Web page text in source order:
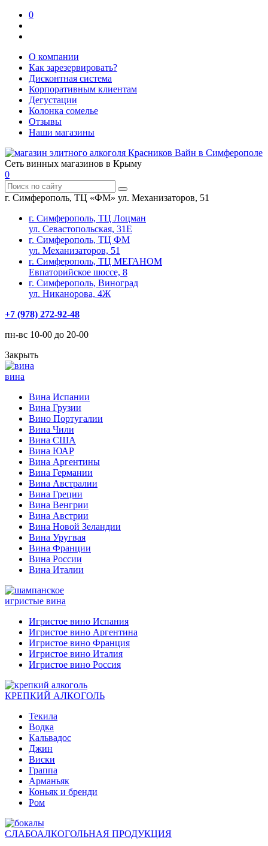
0
О компании
Как зарезервировать?
Дисконтная система
Корпоративным клиентам
Дегустации
Колонка сомелье
Отзывы
Наши магазины
Сеть винных магазинов в Крыму
0
г. Симферополь, ТЦ «ФМ» ул. Механизаторов, 51
г. Симферополь, ТЦ Лоцман
ул. Севастопольская, 31Е
г. Симферополь, ТЦ ФМ
ул. Механизаторов, 51
г. Симферополь, ТЦ МЕГАНОМ
Евпаторийское шоссе, 8
г. Симферополь, Виноград
ул. Никанорова, 4Ж
+7 (978) 272-92-48
пн-вс 10-00 до 20-00
Закрыть
вина
Вина Испании
Вина Грузии
Вино Португалии
Вина Чили
Вина США
Вина ЮАР
Вина Аргентины
Вина Германии
Вина Австралии
Вина Греции
Вина Венгрии
Вина Австрии
Вина Новой Зеландии
Вина Уругвая
Вина Франции
Вина России
Вина Италии
игристые вина
Игристое вино Испания
Игристое вино Аргентина
Игристое вино Франция
Игристое вино Италия
Игристое вино Россия
КРЕПКИЙ АЛКОГОЛЬ
Текила
Водка
Кальвадос
Джин
Виски
Граппа
Арманьяк
Коньяк и бренди
Ром
СЛАБОАЛКОГОЛЬНАЯ ПРОДУКЦИЯ